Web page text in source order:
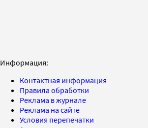
Информация:
Контактная информация
Правила обработки
Реклама в журнале
Реклама на сайте
Условия перепечатки